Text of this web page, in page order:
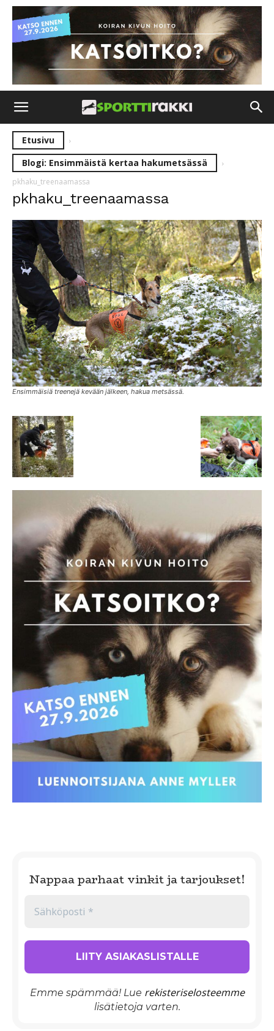
Etusivu
Blogi: Ensimmäistä kertaa hakumetsässä
pkhaku_treenaamassa
pkhaku_treenaamassa
Ensimmäisiä treenejä kevään jälkeen, hakua metsässä.
Nappaa parhaat vinkit ja tarjoukset!
Emme spämmää! Lue rekisteriselosteemme
lisätietoja varten.